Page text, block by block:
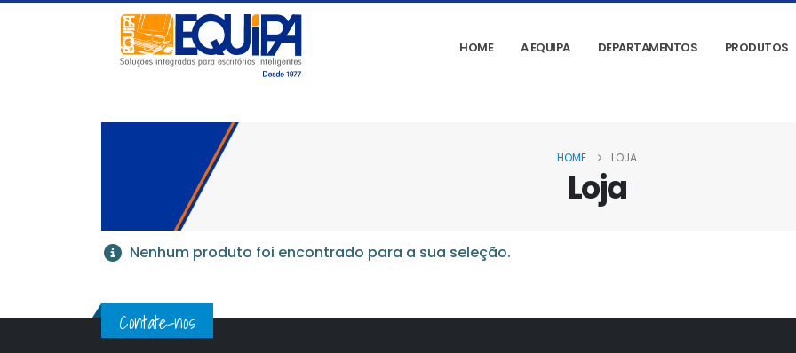
HOME A EQUIPA DEPARTAMENTOS PRODUTOS
HOME LOJA
Loja
Nenhum produto foi encontrado para a sua seleção.
Contate-nos